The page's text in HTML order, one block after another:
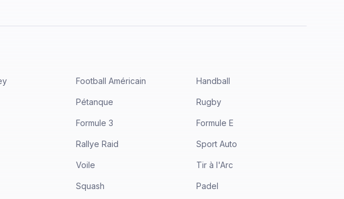
Football Américain Handball
Pétanque Rugby
Formule 3 Formule E
Rallye Raid Sport Auto
Voile Tir à l'Arc
Squash Padel